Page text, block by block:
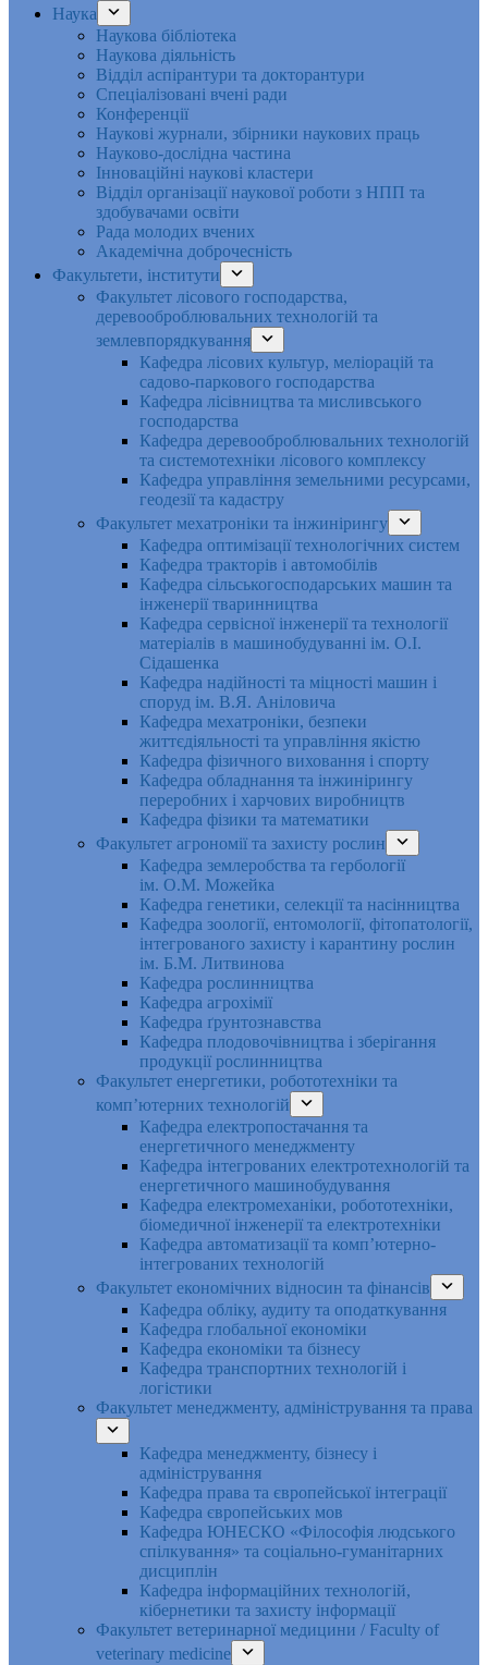
Наука
Наукова бібліотека
Наукова діяльність
Відділ аспірантури та докторантури
Спеціалізовані вчені ради
Конференції
Наукові журнали, збірники наукових праць
Науково-дослідна частина
Інноваційні наукові кластери
Відділ організації наукової роботи з НПП та
здобувачами освіти
Рада молодих вчених
Академічна доброчесність
Факультети, інститути
Факультет лісового господарства,
деревооброблювальних технологій та
землевпорядкування
Кафедра лісових культур, меліорацій та
садово-паркового господарства
Кафедра лісівництва та мисливського
господарства
Кафедра деревооброблювальних технологій
та системотехніки лісового комплексу
Кафедра управління земельними ресурсами,
геодезії та кадастру
Факультет мехатроніки та інжинірингу
Кафедра оптимізації технологічних систем
Кафедра тракторів і автомобілів
Кафедра сільськогосподарських машин та
інженерії тваринництва
Кафедра cервісної інженерії та технології
матеріалів в машинобудуванні ім. О.І.
Сідашенка
Кафедра надійності та міцності машин і
споруд ім. В.Я. Аніловича
Кафедра мехатроніки, безпеки
життєдіяльності та управління якістю
Кафедра фізичного виховання і спорту
Кафедра обладнання та інжинірингу
переробних і харчових виробництв
Кафедра фізики та математики
Факультет агрономії та захисту рослин
Кафедра землеробства та гербології
ім. О.М. Можейка
Кафедра генетики, селекції та насінництва
Кафедра зоології, ентомології, фітопатології,
інтегрованого захисту і карантину рослин
ім. Б.М. Литвинова
Кафедра рослинництва
Кафедра агрохімії
Кафедра ґрунтознавства
Кафедра плодовочівництва і зберігання
продукції рослинництва
Факультет енергетики, робототехніки та
комп’ютерних технологій
Кафедра електропостачання та
енергетичного менеджменту
Кафедра інтегрованих електротехнологій та
енергетичного машинобудування
Кафедра електромеханіки, робототехніки,
біомедичної інженерії та електротехніки
Кафедра автоматизації та комп’ютерно-
інтегрованих технологій
Факультет економічних відносин та фінансів
Кафедра обліку, аудиту та оподаткування
Кафедра глобальної економіки
Кафедра економіки та бізнесу
Кафедра транспортних технологій і
логістики
Факультет менеджменту, адміністрування та права
Кафедра менеджменту, бізнесу і
адміністрування
Кафедра права та європейської інтеграції
Кафедра європейських мов
Кафедра ЮНЕСКО «Філософія людського
спілкування» та соціально-гуманітарних
дисциплін
Кафедра інформаційних технологій,
кібернетики та захисту інформації
Факультет ветеринарної медицини / Faculty of
veterinary medicine